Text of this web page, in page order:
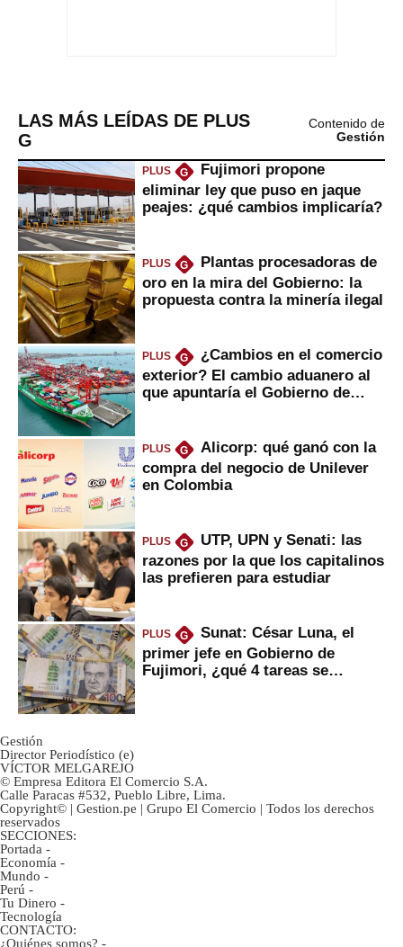
LAS MÁS LEÍDAS DE PLUS
G
Contenido de
Gestión
PLUS G
Fujimori propone
eliminar ley que puso en jaque
peajes: ¿qué cambios implicaría?
PLUS G
Plantas procesadoras de
oro en la mira del Gobierno: la
propuesta contra la minería ilegal
PLUS G
¿Cambios en el comercio
exterior? El cambio aduanero al
que apuntaría el Gobierno de
PLUS G
Alicorp: qué ganó con la
compra del negocio de Unilever
en Colombia
PLUS G
UTP, UPN y Senati: las
razones por la que los capitalinos
las prefieren para estudiar
PLUS G
Sunat: César Luna, el
primer jefe en Gobierno de
Fujimori, ¿qué 4 tareas se
Gestión
Director Periodístico (e)
VÍCTOR MELGAREJO
© Empresa Editora El Comercio S.A.
Calle Paracas #532, Pueblo Libre, Lima.
Copyright© | Gestion.pe | Grupo El Comercio | Todos los derechos
reservados
SECCIONES:
Portada -
Economía -
Mundo -
Perú -
Tu Dinero -
Tecnología
CONTACTO:
¿Quiénes somos? -